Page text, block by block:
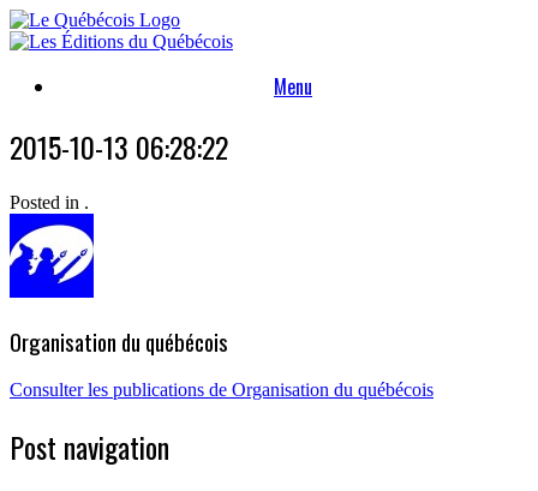
Skip
to
Menu
2015-10-13 06:28:22
Posted in .
Organisation du québécois
Consulter les publications de Organisation du québécois
Post navigation